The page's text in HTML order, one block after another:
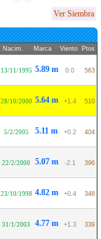
Ver Siembra
Nacim. Marca Viento Ptos
13/11/1995 5.89 m 0.0 563
28/10/2000 5.64 m +1.4 510
5/2/2005 5.11 m +0.2 404
22/2/2000 5.07 m -2.1 396
23/10/1998 4.82 m +0.4 348
31/1/2003 4.77 m +1.3 339